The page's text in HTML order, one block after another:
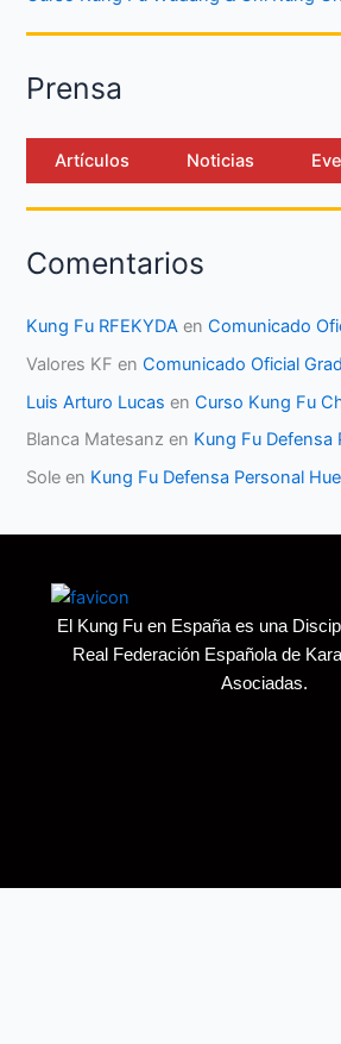
Prensa
Artículos Noticias
Comentarios
Kung Fu RFEKYDA enComunicado
Valores KF enComunicado Oficial
Luis Arturo Lucas enCurso Kung Fu
Blanca Matesanz en Kung Fu Defensa
Sole en Kung Fu Defensa Personal
El Kung Fu en España es una
Real Federación Española de
Asociadas.